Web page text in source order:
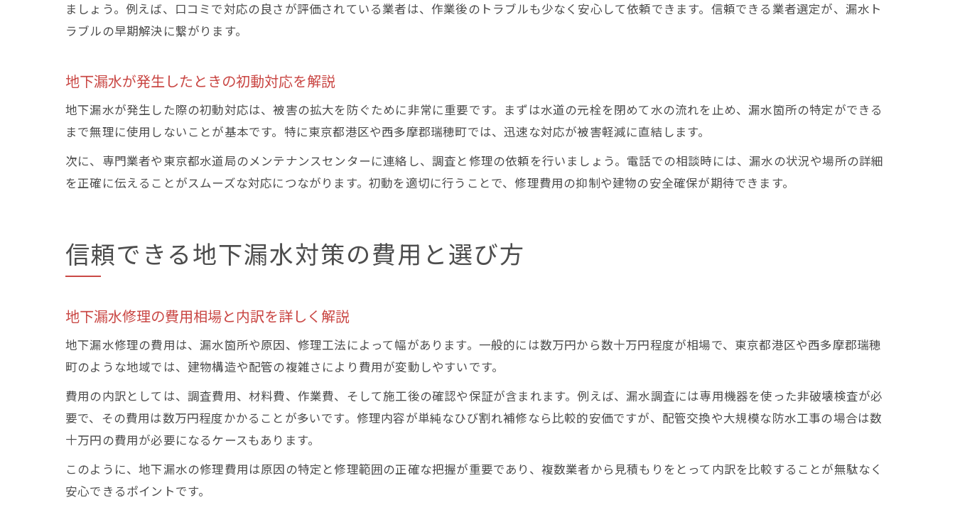
ましょう。例えば、口コミで対応の良さが評価されている業者は、作業後のトラブルも少なく安心して依頼できます。信頼できる業者選定が、漏水ト
ラブルの早期解決に繋がります。
地下漏水が発生したときの初動対応を解説
地下漏水が発生した際の初動対応は、被害の拡大を防ぐために非常に重要です。まずは水道の元栓を閉めて水の流れを止め、漏水箇所の特定ができる
まで無理に使用しないことが基本です。特に東京都港区や西多摩郡瑞穂町では、迅速な対応が被害軽減に直結します。
次に、専門業者や東京都水道局のメンテナンスセンターに連絡し、調査と修理の依頼を行いましょう。電話での相談時には、漏水の状況や場所の詳細
を正確に伝えることがスムーズな対応につながります。初動を適切に行うことで、修理費用の抑制や建物の安全確保が期待できます。
信頼できる地下漏水対策の費用と選び方
地下漏水修理の費用相場と内訳を詳しく解説
地下漏水修理の費用は、漏水箇所や原因、修理工法によって幅があります。一般的には数万円から数十万円程度が相場で、東京都港区や西多摩郡瑞穂
町のような地域では、建物構造や配管の複雑さにより費用が変動しやすいです。
費用の内訳としては、調査費用、材料費、作業費、そして施工後の確認や保証が含まれます。例えば、漏水調査には専用機器を使った非破壊検査が必
要で、その費用は数万円程度かかることが多いです。修理内容が単純なひび割れ補修なら比較的安価ですが、配管交換や大規模な防水工事の場合は数
十万円の費用が必要になるケースもあります。
このように、地下漏水の修理費用は原因の特定と修理範囲の正確な把握が重要であり、複数業者から見積もりをとって内訳を比較することが無駄なく
安心できるポイントです。